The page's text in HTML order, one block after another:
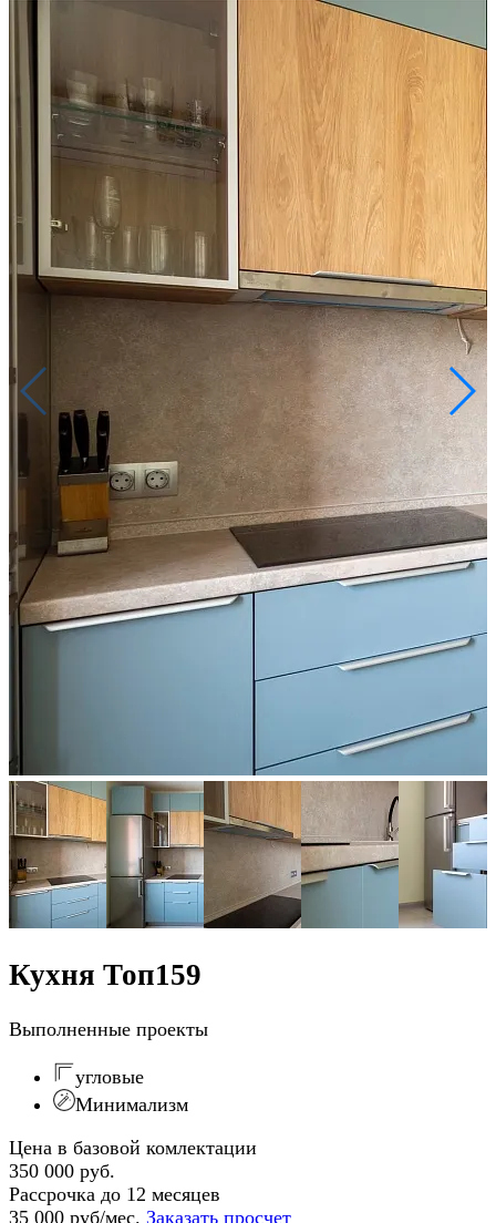
Кухня Топ159
Выполненные проекты
угловые
Минимализм
Цена в базовой комлектации
350 000 руб.
Рассрочка до 12 месяцев
35 000 руб/мес. Заказать просчет